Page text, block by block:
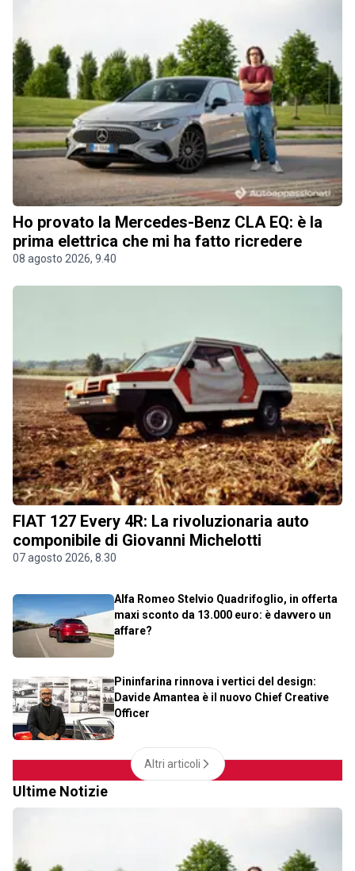
Ho provato la Mercedes-Benz CLA EQ: è la
prima elettrica che mi ha fatto ricredere
08 agosto 2026, 9.40
FIAT 127 Every 4R: La rivoluzionaria auto
componibile di Giovanni Michelotti
07 agosto 2026, 8.30
Alfa Romeo Stelvio Quadrifoglio, in offerta
maxi sconto da 13.000 euro: è davvero un
affare?
Pininfarina rinnova i vertici del design:
Davide Amantea è il nuovo Chief Creative
Officer
Altri articoli
Ultime Notizie